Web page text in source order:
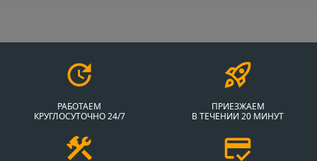
РАБОТАЕМ
КРУГЛОСУТОЧНО 24/7
ПРИЕЗЖАЕМ
В ТЕЧЕНИИ 20 МИНУТ